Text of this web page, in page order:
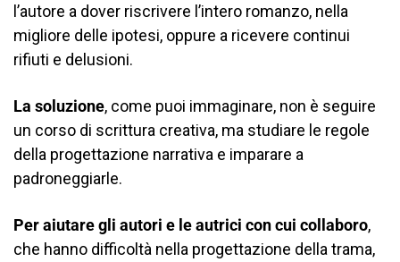
l’autore a dover riscrivere l’intero romanzo, nella
migliore delle ipotesi, oppure a ricevere continui
rifiuti e delusioni.
La soluzione, come puoi immaginare, non è seguire
un corso di scrittura creativa, ma studiare le regole
della progettazione narrativa e imparare a
padroneggiarle.
Per aiutare gli autori e le autrici con cui collaboro,
che hanno difficoltà nella progettazione della trama,